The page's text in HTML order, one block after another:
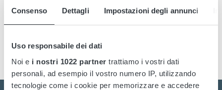
Consenso Dettagli Impostazioni degli annunci
Uso responsabile dei dati
Noi e i nostri 1022 partner trattiamo i vostri dati
personali, ad esempio il vostro numero IP, utilizzando
tecnologie come i cookie per memorizzare e accedere
un dispositivo basato su relè. Il risultato è il mantenimento
dell'ampiezza della tensione di carica e un sistema a